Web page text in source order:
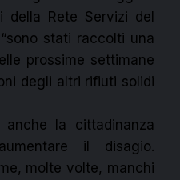
della Rete Servizi del
stati raccolti una
prossime settimane
degli altri rifiuti solidi
anche la cittadinanza
il disagio.
molte volte, manchi